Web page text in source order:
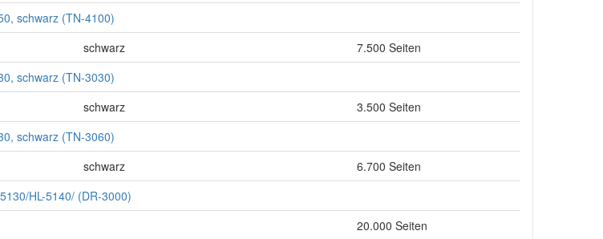
schwarz (TN-4100)
schwarz
7.500 Seiten
schwarz (TN-3030)
schwarz
3.500 Seiten
schwarz (TN-3060)
schwarz
6.700 Seiten
HL-5140/ (DR-3000)
20.000 Seiten